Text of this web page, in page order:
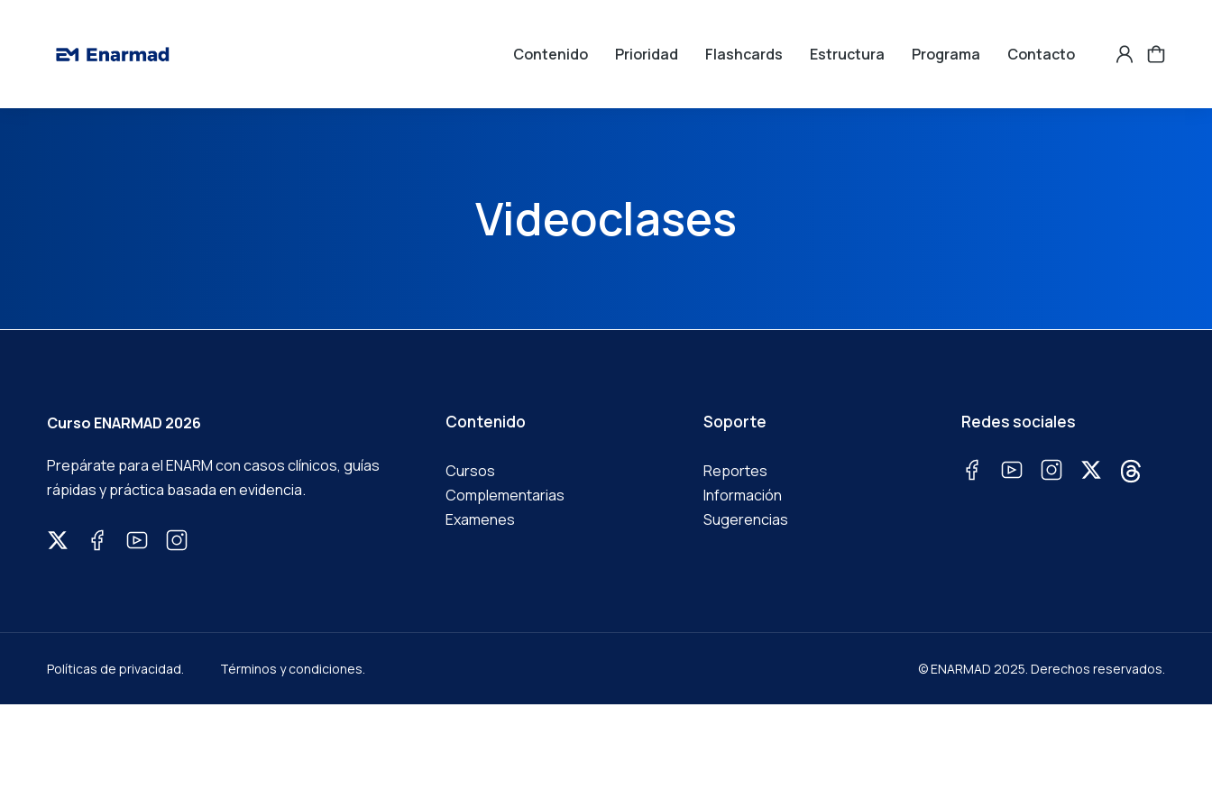
Contenido Prioridad Flashcards Estructura Programa Contacto
Videoclases
Curso ENARMAD 2026
Prepárate para el ENARM con casos clínicos, guías
rápidas y práctica basada en evidencia.
Contenido
Cursos
Complementarias
Examenes
Soporte
Reportes
Información
Sugerencias
Redes sociales
Políticas de privacidad. Términos y condiciones. © ENARMAD 2025. Derechos reservados.